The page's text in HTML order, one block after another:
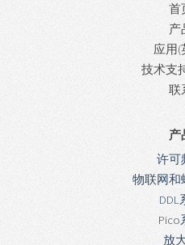
首
产
应用(
技术支
联
产
许可
物联网和
DDL
Pico
放